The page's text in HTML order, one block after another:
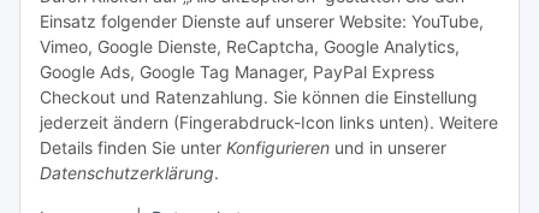
Einsatz folgender Dienste auf unserer Website: YouTube,
Vimeo, Google Dienste, ReCaptcha, Google Analytics,
Google Ads, Google Tag Manager, PayPal Express
Checkout und Ratenzahlung. Sie können die Einstellung
jederzeit ändern (Fingerabdruck-Icon links unten). Weitere
Details finden Sie unter Konfigurieren und in unserer
Datenschutzerklärung.
Unsere Dienstleistungen
Lampenreparatur
Lichtservice für Senioren